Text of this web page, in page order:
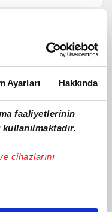
Ayarları Hakkında
faaliyetlerinin
cihazlarını
özel
kötü haber